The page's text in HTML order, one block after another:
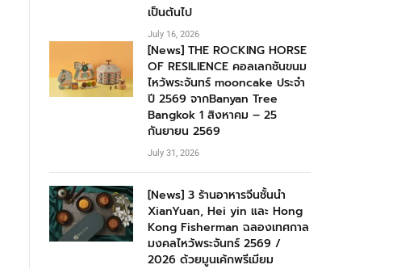
เป็นต้นไป
July 16, 2026
[News] THE ROCKING HORSE
OF RESILIENCE คอลเลกชันขนม
ไหว้พระจันทร์ mooncake ประจำ
ปี 2569 จากBanyan Tree
Bangkok 1 สิงหาคม – 25
กันยายน 2569
July 31, 2026
[News] 3 ร้านอาหารจีนชั้นนำ
XianYuan, Hei yin และ Hong
Kong Fisherman ฉลองเทศกาล
มงคลไหว้พระจันทร์ 2569 /
2026 ด้วยมูนเค้กพรีเมียม